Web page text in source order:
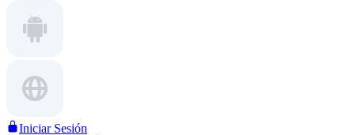
Iniciar Sesión